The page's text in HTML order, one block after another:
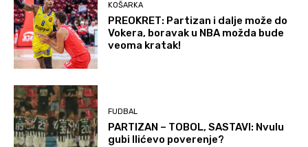
KOŠARKA
PREOKRET: Partizan i dalje može do
Vokera, boravak u NBA možda bude
veoma kratak!
FUDBAL
PARTIZAN – TOBOL, SASTAVI: Nvulu
gubi Ilićevo poverenje?